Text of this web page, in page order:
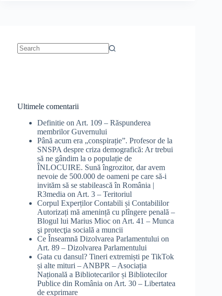
Ultimele comentarii
Definitie on Art. 109 – Răspunderea
membrilor Guvernului
Până acum era „conspirație”. Profesor de la
SNSPA despre criza demografică: Ar trebui
să ne gândim la o populație de
ÎNLOCUIRE. Sună îngrozitor, dar avem
nevoie de 500.000 de oameni pe care să-i
invităm să se stabilească în România |
R3media on Art. 3 – Teritoriul
Corpul Experților Contabili și Contabililor
Autorizați mă amenință cu plîngere penală –
Blogul lui Marius Mioc on Art. 41 – Munca
şi protecţia socială a muncii
Ce Înseamnă Dizolvarea Parlamentului on
Art. 89 – Dizolvarea Parlamentului
Gata cu dansul? Tineri extremiști pe TikTok
și alte mituri – ANBPR – Asociația
Națională a Bibliotecarilor și Bibliotecilor
Publice din România on Art. 30 – Libertatea
de exprimare